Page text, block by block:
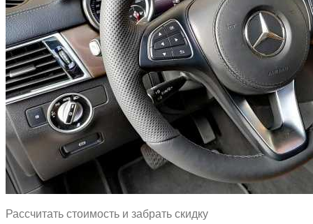
Рассчитать стоимость и забрать скидку